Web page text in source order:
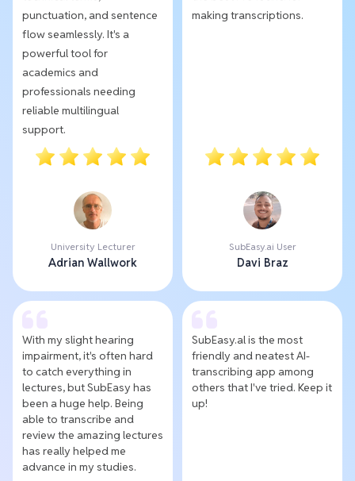
punctuation, and sentence
flow seamlessly. It's a
powerful tool for
academics and
professionals needing
reliable multilingual
support.
University Lecturer
Adrian Wallwork
making transcriptions.
SubEasy.ai User
Davi Braz
With my slight hearing
impairment, it's often hard
to catch everything in
lectures, but SubEasy has
been a huge help. Being
able to transcribe and
review the amazing lectures
has really helped me
advance in my studies.
SubEasy.al is the most
friendly and neatest AI-
transcribing app among
others that I've tried. Keep it
up!